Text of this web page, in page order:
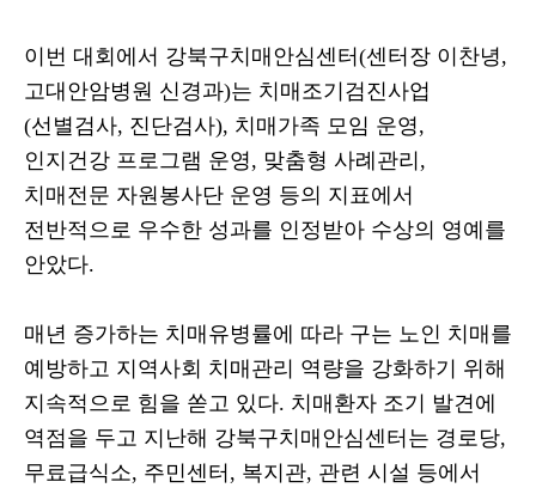
이번 대회에서 강북구치매안심센터 (센터장 이찬녕,
고대안암병원 신경과)는 치매조기검진사업
(선별검사, 진단검사), 치매가족 모임 운영,
인지건강 프로그램 운영, 맞춤형 사례관리 ,
치매전문 자원봉사단 운영 등의 지표에서
전반적으로 우수한 성과를 인정받아 수상의 영예를
안았다.
매년 증가하는 치매유병률에 따라 구는 노인 치매를
예방하고 지역사회 치매관리 역량을 강화하기 위해
지속적으로 힘을 쏟고 있다. 치매환자 조기 발견에
역점을 두고 지난해 강북구치매안심센터는 경로당,
무료급식소, 주민센터 , 복지관, 관련 시설 등에서